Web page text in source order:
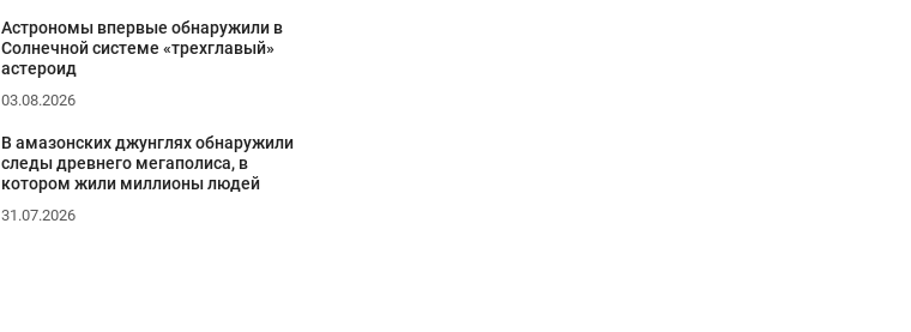
Астрономы впервые обнаружили в
Солнечной системе «трехглавый»
астероид
03.08.2026
В амазонских джунглях обнаружили
следы древнего мегаполиса, в
котором жили миллионы людей
31.07.2026